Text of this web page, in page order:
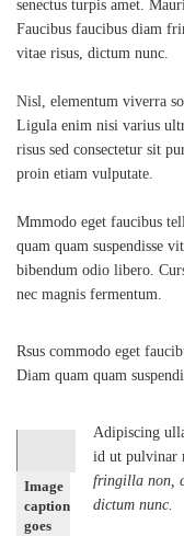
senectus turpis amet.
Faucibus faucibus diam
vitae risus, dictum nunc.
Nisl, elementum viverra
Ligula enim nisi varius
risus sed consectetur sit
proin etiam vulputate.
Mmmodo eget faucibus
quam quam suspendisse
bibendum odio libero.
nec magnis fermentum.
Rsus commodo eget
Diam quam quam
Image
caption
goes
Adipiscing
id ut pulvinar
fringilla non,
dictum nunc.